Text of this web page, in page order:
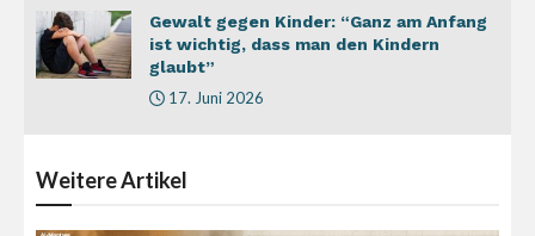
Gewalt gegen Kinder: “Ganz am Anfang
ist wichtig, dass man den Kindern
glaubt”
17. Juni 2026
WeitereArtikel